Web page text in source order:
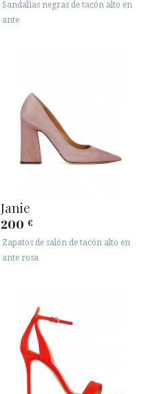
Sandalias negras de tacón alto en
ante
Janie
200 €
Zapatos de salón de tacón alto en
ante rosa